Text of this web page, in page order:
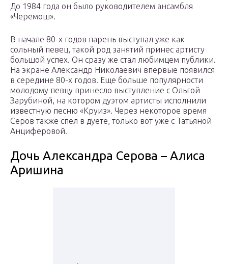
До 1984 года он было руководителем ансамбля
«Черемош».
В начале 80-х годов парень выступал уже как
сольный певец, такой род занятий принес артисту
большой успех. Он сразу же стал любимцем публики.
На экране Александр Николаевич впервые появился
в середине 80-х годов. Еще больше популярности
молодому певцу принесло выступление с Ольгой
Зарубиной, на котором дуэтом артисты исполнили
известную песню «Круиз». Через некоторое время
Серов также спел в дуете, только вот уже с Татьяной
Анциферовой.
Дочь Александра Серова – Алиса
Аришина